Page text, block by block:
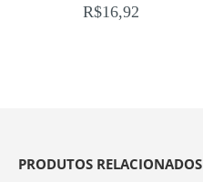
R$16,92
PRODUTOS RELACIONADOS